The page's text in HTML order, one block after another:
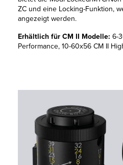
ZC und eine Locking-Funktion,
angezeigt werden.
Erhältlich für CM II Modelle: 6-
Performance, 10-60x56 CM II